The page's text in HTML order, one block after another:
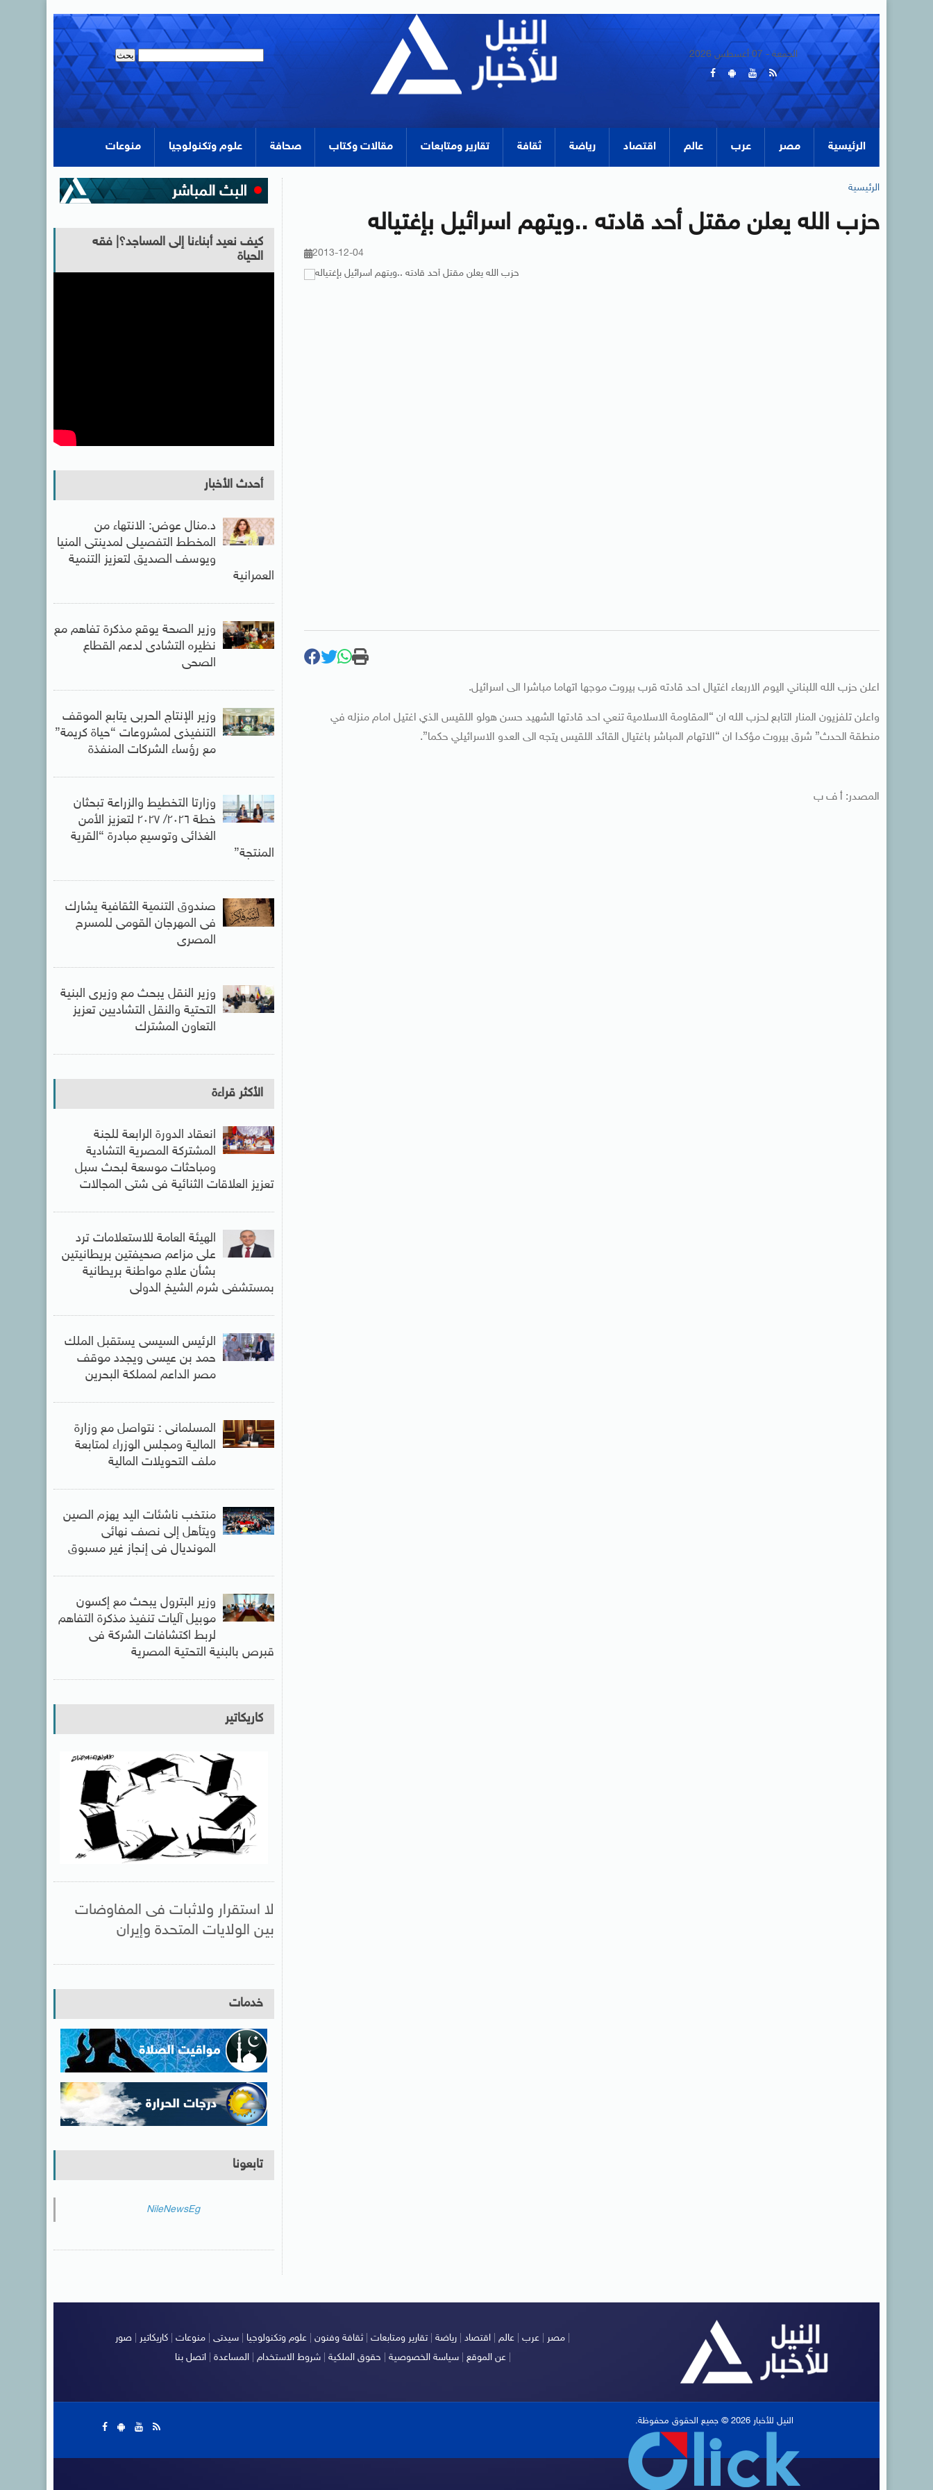
الجمعة - 07 أغسطس 2026
الرئيسية مصر عرب عالم اقتصاد رياضة ثقافة تقارير ومتابعات مقالات وكتاب صحافة علوم وتكنولوجيا منوعات
الرئيسية
حزب الله يعلن مقتل أحد قادته ..ويتهم اسرائيل بإغتياله
2013-12-04
اعلن حزب الله اللبناني اليوم الاربعاء اغتيال احد قادته قرب بيروت موجها اتهاما مباشرا الى اسرائيل.
واعلن تلفزيون المنار التابع لحزب الله ان “المقاومة الاسلامية تنعي احد قادتها الشهيد حسن هولو اللقيس الذي اغتيل امام منزله في
منطقة الحدث” شرق بيروت مؤكدا ان “الاتهام المباشر باغتيال القائد اللقيس يتجه الى العدو الاسرائيلي حكما”.
المصدر: أ ف ب
كيف نعيد أبناءنا إلى المساجد؟| فقه
الحياة
أحدث الأخبار
د.منال عوض: الانتهاء من
المخطط التفصيلى لمدينتى المنيا
ويوسف الصديق لتعزيز التنمية
العمرانية
وزير الصحة يوقع مذكرة تفاهم مع
نظيره التشادى لدعم القطاع
الصحى
وزير الإنتاج الحربى يتابع الموقف
التنفيذى لمشروعات “حياة كريمة”
مع رؤساء الشركات المنفذة
وزارتا التخطيط والزراعة تبحثان
خطة ٢٠٢٦/ ٢٠٢٧ لتعزيز الأمن
الغذائى وتوسيع مبادرة “القرية
المنتجة”
صندوق التنمية الثقافية يشارك
فى المهرجان القومى للمسرح
المصرى
وزير النقل يبحث مع وزيرى البنية
التحتية والنقل التشاديين تعزيز
التعاون المشترك
الأكثر قراءة
انعقاد الدورة الرابعة للجنة
المشتركة المصرية التشادية
ومباحثات موسعة لبحث سبل
تعزيز العلاقات الثنائية فى شتى المجالات
الهيئة العامة للاستعلامات ترد
على مزاعم صحيفتين بريطانيتين
بشأن علاج مواطنة بريطانية
بمستشفى شرم الشيخ الدولى
الرئيس السيسى يستقبل الملك
حمد بن عيسى ويجدد موقف
مصر الداعم لمملكة البحرين
المسلمانى : نتواصل مع وزارة
المالية ومجلس الوزراء لمتابعة
ملف التحويلات المالية
منتخب ناشئات اليد يهزم الصين
ويتأهل إلى نصف نهائى
المونديال فى إنجاز غير مسبوق
وزير البترول يبحث مع إكسون
موبيل آليات تنفيذ مذكرة التفاهم
لربط اكتشافات الشركة فى
قبرص بالبنية التحتية المصرية
كاريكاتير
لا استقرار ولاثبات فى المفاوضات
بين الولايات المتحدة وإيران
خدمات
تابعونا
NileNewsEg
مصر عرب عالم اقتصاد رياضة |تقارير ومتابعات |ثقافة وفنون علوم وتكنولوجيا سيدتى منوعات كاريكاتير صور
عن الموقع |سياسة الخصوصية حقوق الملكية |شروط الاستخدام |المساعدة |اتصل بنا |
النيل للأخبار 2026 © جميع الحقوق محفوظة.